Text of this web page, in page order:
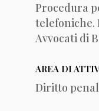
Procedura
Avvocati di
AREA DI
Diritto